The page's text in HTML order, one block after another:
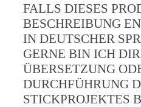
FALLS DIESES
BESCHREIBUNG
IN DEUTSCHER
GERNE BIN ICH
ÜBERSETZUNG
DURCHFÜHRUNG
STICKPROJEKTES